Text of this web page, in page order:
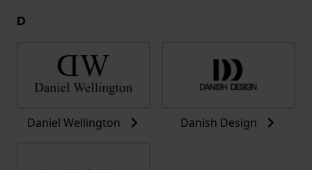
D
Daniel Wellington Danish Design